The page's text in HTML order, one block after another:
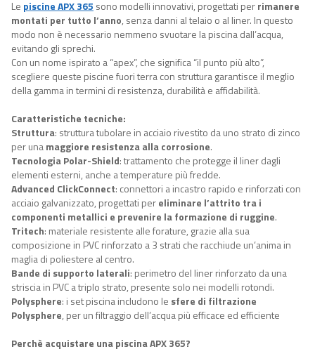
Le piscine APX 365 sono modelli innovativi, progettati perrimanere
montati per tutto l’anno, senza danni al telaio o al liner. In questo
modo non è necessario nemmeno svuotare la piscina dall’acqua,
evitando gli sprechi.
Con un nome ispirato a “apex”, che significa “il punto più alto”,
scegliere queste piscine fuori terra con struttura garantisce il meglio
della gamma in termini di resistenza, durabilità e affidabilità.
Caratteristiche tecniche:
Struttura: struttura tubolare in acciaio rivestito da uno strato di zinco
per unamaggiore resistenza alla corrosione.
Tecnologia Polar-Shield: trattamento che protegge il liner dagli
elementi esterni, anche a temperature più fredde.
Advanced ClickConnect: connettori a incastro rapido e rinforzati con
acciaio galvanizzato, progettati pereliminare l’attrito tra i
componenti metallici e prevenire la formazione di ruggine.
Tritech: materiale resistente alle forature, grazie alla sua
composizione in PVC rinforzato a 3 strati che racchiude un’anima in
maglia di poliestere al centro.
Bande di supporto laterali: perimetro del liner rinforzato da una
striscia in PVC a triplo strato, presente solo nei modelli rotondi.
Polysphere: i set piscina includono le sfere di filtrazione
Polysphere, per un filtraggio dell’acqua più efficace ed efficiente
Perchè acquistare una piscina APX 365?